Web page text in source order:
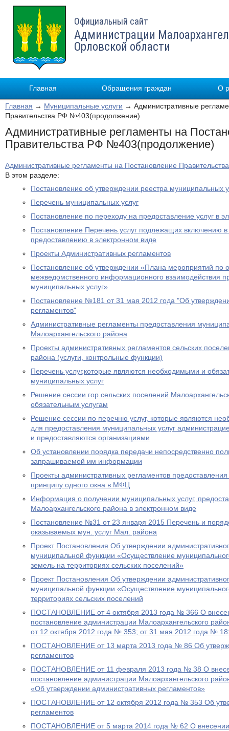
Официальный сайт
Администрации
Орловской области
Главная Обращения граждан О
Главная → Муниципальные услуги → Административные
Правительства РФ №403(продолжение)
Административные регламенты на
Правительства РФ №403(продолжение)
Административные регламенты на Постановление
В этом разделе:
Постановление об утверждении реестра муниципальных
Перечень муниципальных услуг
Постановление по переходу на предоставление услуг в
Постановление Перечень услуг подлежащих включению в
предоставлению в электронном виде
Проекты Административных регламентов
Постановление об утверждении «Плана мероприятий по
межведомственного информационного взаимодействия
муниципальных услуг»
Постановление №181 от 31 мая 2012 года "Об
регламентов"
Административные регламенты предоставления
Малоархангельского района
Проекты административных регламентов сельских
района (услуги, контрольные функции)
Перечень услуг,которые являются необходимыми и
муниципальных услуг
Решение сессии гор.сельских поселений
обязательным услугам
Решение сессии по перечню услуг, которые являются
для предоставления муниципальных услуг
и предоставляются организациями
Об установлении порядка передачи непосредственно
запрашиваемой им информации
Проекты административных регламентов
принципу одного окна в МФЦ
Информация о получении муниципальных услуг,
Малоархангельского района в электронном виде
Постановление №31 от 23 января 2015 Перечень и
оказываемых мун. услуг Мал. района
Проект Постановления Об утверждении
муниципальной функции «Осуществление
земель на территориях сельских поселений»
Проект Постановления Об утверждении
муниципальной функции «Осуществление
территориях сельских поселений
ПОСТАНОВЛЕНИЕ от 4 октября 2013 года № 366 О
постановление администрации Малоархангельского
от 12 октября 2012 года № 353; от 31 мая 2012 года №
ПОСТАНОВЛЕНИЕ от 13 марта 2013 года № 86 Об
регламентов
ПОСТАНОВЛЕНИЕ от 11 февраля 2013 года № 38 О
постановление администрации Малоархангельского
«Об утверждении административных регламентов»
ПОСТАНОВЛЕНИЕ от 12 октября 2012 года № 353 Об
регламентов
ПОСТАНОВЛЕНИЕ от 5 марта 2014 года № 62 О внесении